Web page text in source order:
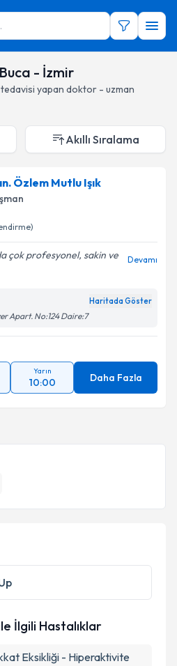
- İzmir
tedavisi yapan doktor - uzman
Akıllı Sıralama
Özlem Mutlu Işık
çok profesyonel, sakin ve
Devamı
Haritada Göster
Apart. No:124 Daire:7
Yarın
10:00 Daha Fazla
İlgili Hastalıklar
Eksikliği - Hiperaktivite